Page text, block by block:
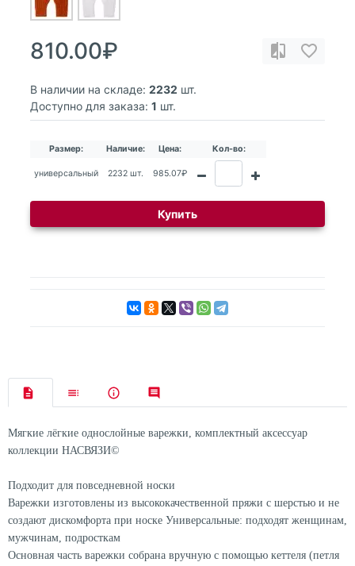
810.00₽
В наличии на складе: 2232 шт.
Доступно для заказа: 1 шт.
Размер: Наличие: Цена: Кол-во:
универсальный 2232 шт. 985.07₽
Купить
Мягкие лёгкие однослойные варежки, комплектный аксессуар
коллекции НАСВЯЗИ©
Подходит для повседневной носки
Варежки изготовлены из высококачественной пряжи с шерстью и не
создают дискомфорта при носке Универсальные: подходят женщинам,
мужчинам, подросткам
Основная часть варежки собрана вручную с помощью кеттеля (петля